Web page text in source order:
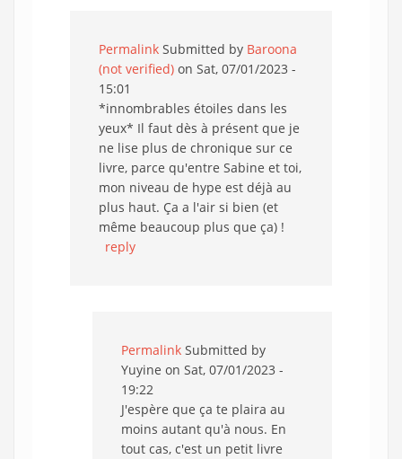
Permalink Submitted by Baroona
(not verified) on Sat, 07/01/2023 -
15:01
*innombrables étoiles dans les
yeux* Il faut dès à présent que je
ne lise plus de chronique sur ce
livre, parce qu'entre Sabine et toi,
mon niveau de hype est déjà au
plus haut. Ça a l'air si bien (et
même beaucoup plus que ça) !
reply
Permalink Submitted by
Yuyine on Sat, 07/01/2023 -
19:22
J'espère que ça te plaira au
moins autant qu'à nous. En
tout cas, c'est un petit livre